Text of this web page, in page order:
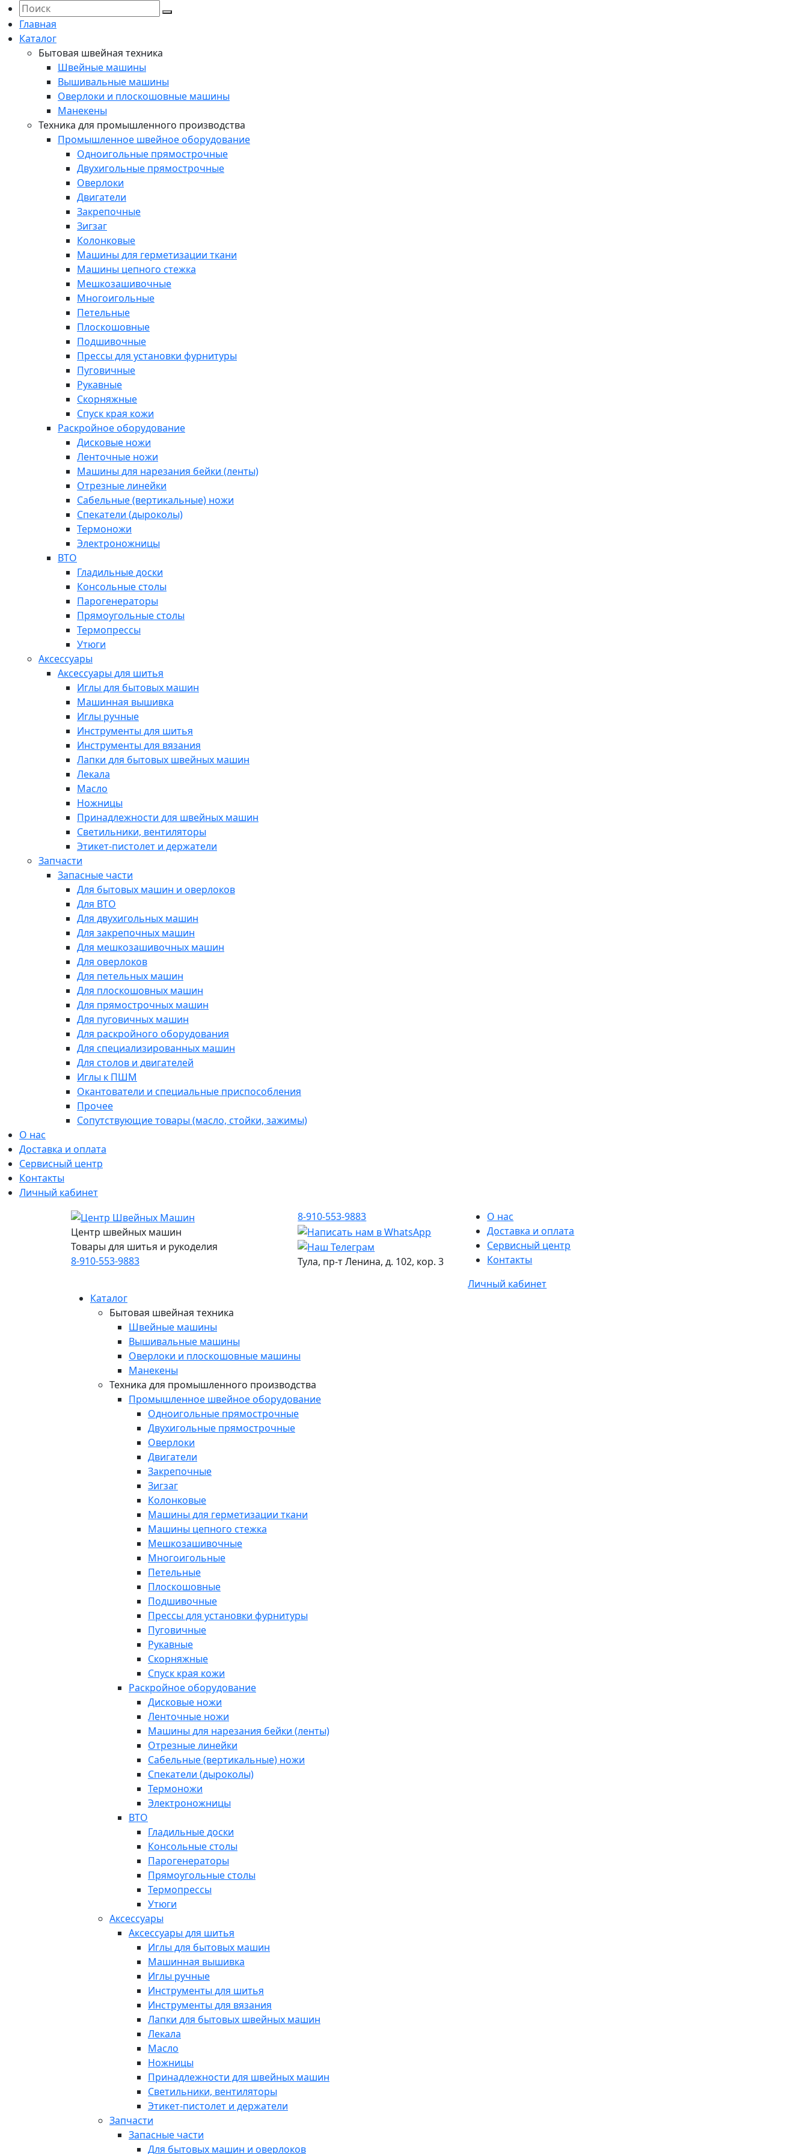
Главная
Каталог
Бытовая швейная техника
Швейные машины
Вышивальные машины
Оверлоки и плоскошовные машины
Манекены
Техника для промышленного производства
Промышленное швейное оборудование
Одноигольные прямострочные
Двухигольные прямострочные
Оверлоки
Двигатели
Закрепочные
Зигзаг
Колонковые
Машины для герметизации ткани
Машины цепного стежка
Мешкозашивочные
Многоигольные
Петельные
Плоскошовные
Подшивочные
Прессы для установки фурнитуры
Пуговичные
Рукавные
Скорняжные
Спуск края кожи
Раскройное оборудование
Дисковые ножи
Ленточные ножи
Машины для нарезания бейки (ленты)
Отрезные линейки
Сабельные (вертикальные) ножи
Спекатели (дыроколы)
Термоножи
Электроножницы
ВТО
Гладильные доски
Консольные столы
Парогенераторы
Прямоугольные столы
Термопрессы
Утюги
Аксессуары
Аксессуары для шитья
Иглы для бытовых машин
Машинная вышивка
Иглы ручные
Инструменты для шитья
Инструменты для вязания
Лапки для бытовых швейных машин
Лекала
Масло
Ножницы
Принадлежности для швейных машин
Светильники, вентиляторы
Этикет-пистолет и держатели
Запчасти
Запасные части
Для бытовых машин и оверлоков
Для ВТО
Для двухигольных машин
Для закрепочных машин
Для мешкозашивочных машин
Для оверлоков
Для петельных машин
Для плоскошовных машин
Для прямострочных машин
Для пуговичных машин
Для раскройного оборудования
Для специализированных машин
Для столов и двигателей
Иглы к ПШМ
Окантователи и специальные приспособления
Прочее
Сопутствующие товары (масло, стойки, зажимы)
О нас
Доставка и оплата
Сервисный центр
Контакты
Личный кабинет
Центр швейных машин
Товары для шитья и рукоделия
8-910-553-9883
8-910-553-9883
Тула, пр-т Ленина, д. 102, кор. 3
О нас
Доставка и оплата
Сервисный центр
Контакты
Личный кабинет
Каталог
Бытовая швейная техника
Швейные машины
Вышивальные машины
Оверлоки и плоскошовные машины
Манекены
Техника для промышленного производства
Промышленное швейное оборудование
Одноигольные прямострочные
Двухигольные прямострочные
Оверлоки
Двигатели
Закрепочные
Зигзаг
Колонковые
Машины для герметизации ткани
Машины цепного стежка
Мешкозашивочные
Многоигольные
Петельные
Плоскошовные
Подшивочные
Прессы для установки фурнитуры
Пуговичные
Рукавные
Скорняжные
Спуск края кожи
Раскройное оборудование
Дисковые ножи
Ленточные ножи
Машины для нарезания бейки (ленты)
Отрезные линейки
Сабельные (вертикальные) ножи
Спекатели (дыроколы)
Термоножи
Электроножницы
ВТО
Гладильные доски
Консольные столы
Парогенераторы
Прямоугольные столы
Термопрессы
Утюги
Аксессуары
Аксессуары для шитья
Иглы для бытовых машин
Машинная вышивка
Иглы ручные
Инструменты для шитья
Инструменты для вязания
Лапки для бытовых швейных машин
Лекала
Масло
Ножницы
Принадлежности для швейных машин
Светильники, вентиляторы
Этикет-пистолет и держатели
Запчасти
Запасные части
Для бытовых машин и оверлоков